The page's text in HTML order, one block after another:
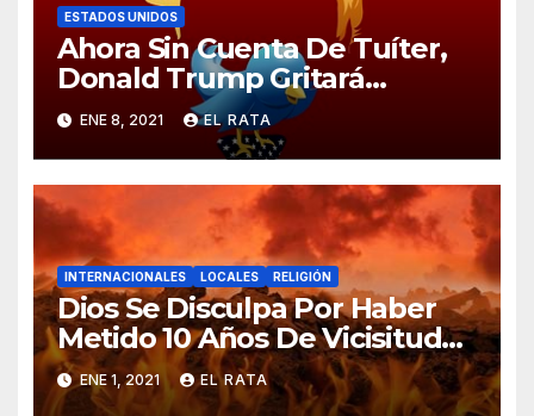
ESTADOS UNIDOS
Ahora Sin Cuenta De Tuíter,
Donald Trump Gritará
Barrabasadas Desde Una
Tumbacocos
ENE 8, 2021 EL RATA
INTERNACIONALES LOCALES RELIGIÓN
Dios Se Disculpa Por Haber
Metido 10 Años De Vicisitudes
En El 2020
ENE 1, 2021 EL RATA